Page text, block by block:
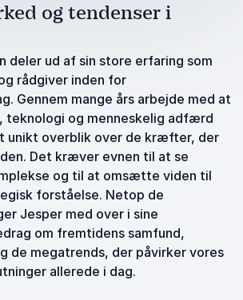
og tendenser i
deler ud af sin store erfaring som
rådgiver inden for
Gennem mange års arbejde med at
teknologi og menneskelig adfærd
unikt overblik over de kræfter, der
Det kræver evnen til at se
og til at omsætte viden til
forståelse. Netop de
Jesper med over i sine
om fremtidens samfund,
de megatrends, der påvirker vores
allerede i dag.